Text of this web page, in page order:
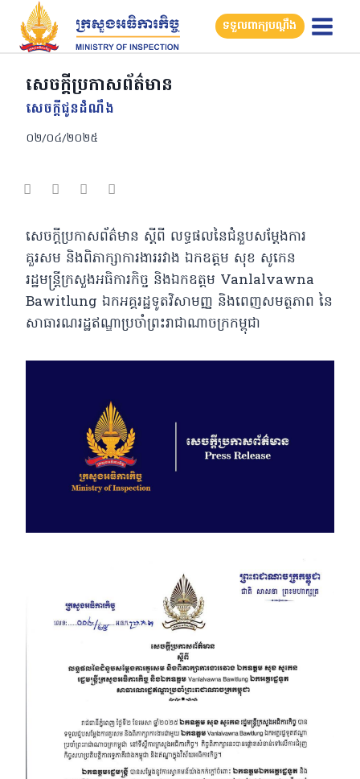
Skip
content
ទទួលពាក្យបណ្តឹង
សេចក្ដីប្រកាសព័ត៌មាន
សេចក្តីជូនដំណឹង
០២/០៤/២០២៥
សេចក្ដីប្រកាសព័ត៌មាន ស្ដីពី លទ្ធផលនៃជំនួបសម្ដែងការ
គួរសម និងពិភាក្សាការងាររវាង ឯកឧត្តម សុខ សូកេន
រដ្ឋមន្រ្តីក្រសួងអធិការកិច្ច និងឯកឧត្តម Vanlalvawna
Bawitlung ឯកអគ្គរដ្ឋទូតវិសាមញ្ញ និងពេញសមត្ថភាព នៃ
សាធារណរដ្ឋឥណ្ឌាប្រចាំព្រះរាជាណាចក្រកម្ពុជា